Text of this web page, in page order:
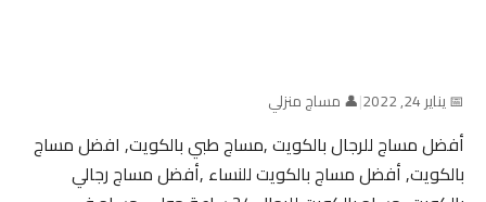
📅 يناير 24, 2022 |👤 مساج منزلي
أفضل مساج للرجال بالكويت ,مساج طبي بالكويت, افضل مساج
بالكويت, أفضل مساج بالكويت للنساء ,أفضل مساج رجالي